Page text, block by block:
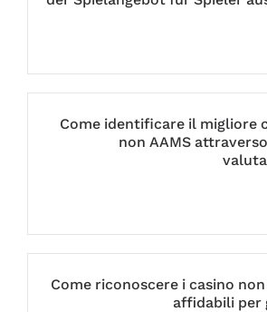
Come identificare il migliore
non AAMS
Come riconoscere i casino
affidabili per